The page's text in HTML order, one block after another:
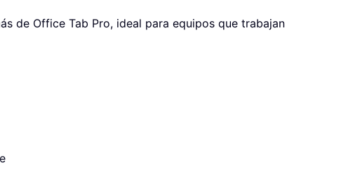
de Office Tab Pro, ideal para equipos que trabajan